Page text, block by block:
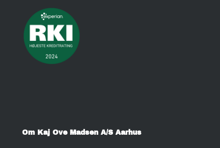
Om Kaj Ove Madsen A/S Aarhus